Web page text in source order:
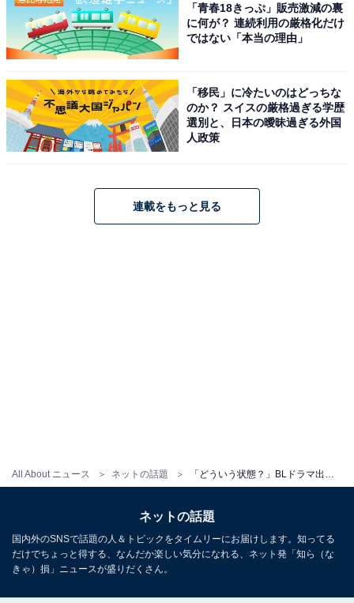
All About ニュース ネットの話題 「どういう状態？」BLドラマ出演俳優、独特なモデルショットにファン困惑！ 「謎雰囲気」「なんかシュール」
「青春18きっぷ」販売激減の裏
に何が？ 連続利用の厳格化だけ
ではない「本当の理由」
「移民」に冷たいのはどっちな
のか？ スイスの厳格過ぎる学歴
選別と、日本の曖昧過ぎる外国
人政策
連載をもっと見る
ネットの話題
国内外のSNSで話題の人＆トピックをタイムリーにお届けします。知ってる
だけでちょっと得する、なんだか楽しい気分になれる、ネット発「知ら（な
きゃ）損」ニュースが盛りだくさん。